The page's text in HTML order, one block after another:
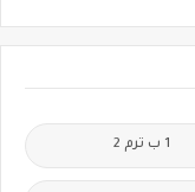
1 ب ترم 2